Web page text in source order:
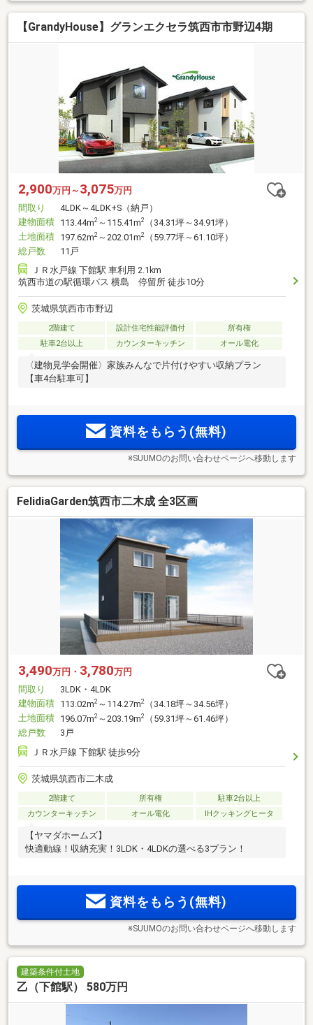
【GrandyHouse】グランエクセラ筑西市市野辺4期
2,900万円～ 3,075万円
間取り
4LDK～4LDK+S（納戸）
建物面積 113.44m2 ～115.41m2
（34.31坪～34.91坪）
土地面積 197.62m2 ～202.01m2
（59.77坪～61.10坪）
総戸数
11戸
ＪＲ水戸線 下館駅 車利用 2.1km
筑西市道の駅循環バス 横島 停留所 徒歩10分
茨城県筑西市市野辺
2階建て 設計住宅性能評価付
所有権
駐車2台以上
カウンターキッチン オール電化
〈建物見学会開催〉家族みんなで片付けやすい収納プラン
【車4台駐車可】
資料をもらう(無料)
※SUUMOのお問い合わせページへ移動します
FelidiaGarden筑西市二木成 全3区画
3,490万円・ 3,780万円
間取り
3LDK・4LDK
建物面積 113.02m2 ～114.27m2
（34.18坪～34.56坪）
土地面積 196.07m2 ～203.19m2
（59.31坪～61.46坪）
総戸数
3戸
ＪＲ水戸線 下館駅 徒歩9分
茨城県筑西市二木成
2階建て 所有権
駐車2台以上
カウンターキッチン
オール電化 IHクッキングヒータ
【ヤマダホームズ】
快適動線！収納充実！3LDK・4LDKの選べる3プラン！
資料をもらう(無料)
※SUUMOのお問い合わせページへ移動します
建築条件付土地
乙（下館駅） 580万円